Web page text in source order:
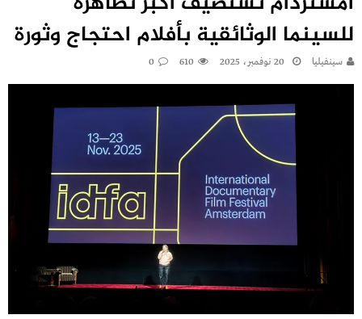
للسينما الوثائقية بأفلام احتجاج وثورة
سينفيليا 20 نوفمبر، 2025 610
0